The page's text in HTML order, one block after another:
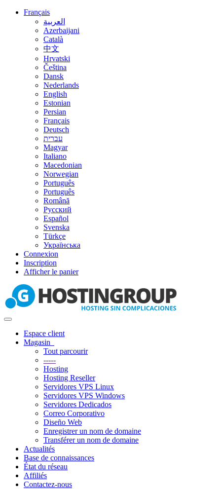
Français
العربية
Azerbaijani
Català
中文
Hrvatski
Čeština
Dansk
Nederlands
English
Estonian
Persian
Français
Deutsch
עברית
Magyar
Italiano
Macedonian
Norwegian
Português
Português
Română
Русский
Español
Svenska
Türkçe
Українська
Connexion
Inscription
Afficher le panier
Basculer
navigationEspace client
Magasin
Tout parcourir
-----
Hosting
Hosting Reseller
Servidores VPS Linux
Servidores VPS Windows
Servidores Dedicados
Correo Corporativo
Diseño Web
Enregistrer un nom de domaine
Transférer un nom de domaine
Actualités
Base de connaissances
État du réseau
Affiliés
Contactez-nous